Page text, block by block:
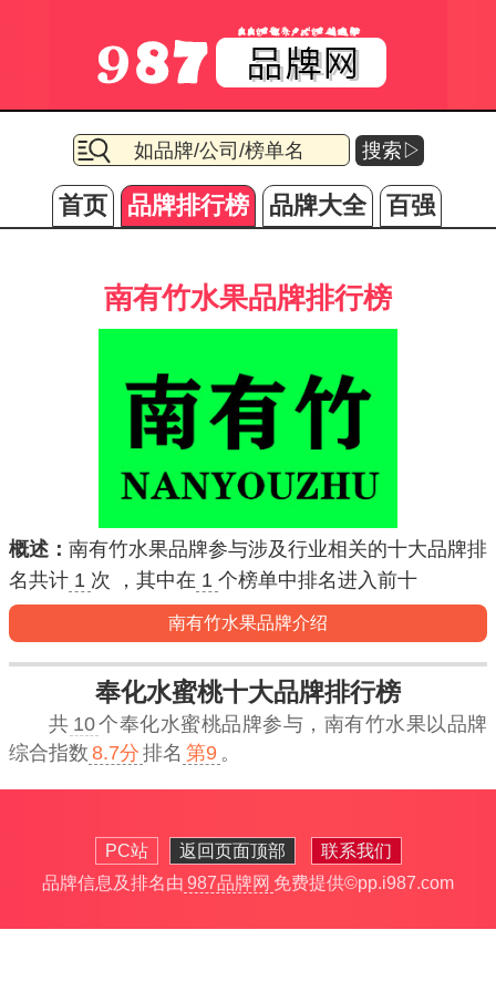
搜索▷
首页 品牌排行榜 品牌大全 百强
南有竹水果品牌排行榜
概述： 南有竹水果品牌参与涉及行业相关的十大品牌排
名共计 1 次 ，其中在 1 个榜单中排名进入前十
南有竹水果品牌介绍
奉化水蜜桃十大品牌排行榜
共 10个奉化水蜜桃品牌参与， 南有竹水果 以品牌
综合指数 8.7分 排名 第9 。
PC站 返回页面顶部
联系我们
品牌信息及排名由 987品牌网 免费提供©pp.i987.com